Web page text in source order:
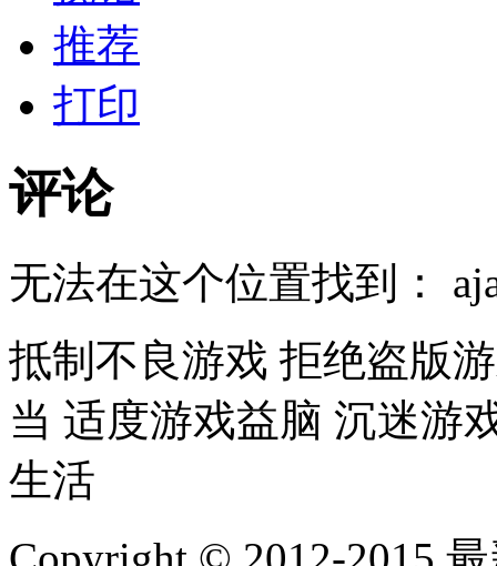
推荐
打印
评论
无法在这个位置找到：
抵制不良游戏 拒绝盗版
当 适度游戏益脑 沉迷游
生活